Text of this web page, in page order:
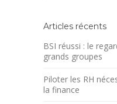
Articles récents
BSI réussi : le
grands groupes
Piloter les RH
la finance